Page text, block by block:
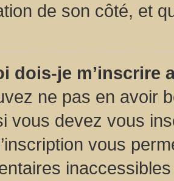
de son côté, et
dois-je m’inscrire
ne pas en avoir
vous devez vous
vous